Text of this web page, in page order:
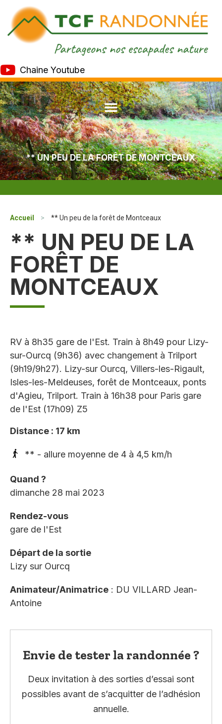
Chaine Youtube
** UN PEU DE LA FORÊT DE MONTCEAUX
Accueil > ** Un peu de la forêt de Montceaux
** UN PEU DE LA
FORÊT DE
MONTCEAUX
RV à 8h35 gare de l'Est. Train à 8h49 pour Lizy-
sur-Ourcq (9h36) avec changement à Trilport
(9h19/9h27). Lizy-sur Ourcq, Villers-les-Rigault,
Isles-les-Meldeuses, forêt de Montceaux, ponts
d'Agieu, Trilport. Train à 16h38 pour Paris gare
de l'Est (17h09) Z5
Distance : 17 km
** - allure moyenne de 4 à 4,5 km/h
Quand ?
dimanche 28 mai 2023
Rendez-vous
gare de l'Est
Départ de la sortie
Lizy sur Ourcq
Animateur/Animatrice : DU VILLARD Jean-
Antoine
Envie de tester la randonnée ?
Deux invitation à des sorties d’essai sont
possibles avant de s’acquitter de l’adhésion
annuelle.